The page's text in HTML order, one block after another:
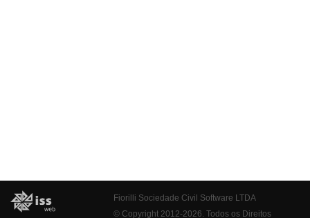
Fiorilli Sociedade Civil Software LTDA
© Copyright 2012-2026. Todos os Direitos